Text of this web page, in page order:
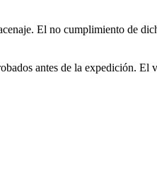
El no cumplimiento de
antes de la expedición. El